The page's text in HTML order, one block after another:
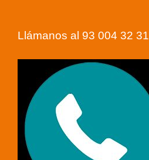
Llámanos al 93 004 32 31